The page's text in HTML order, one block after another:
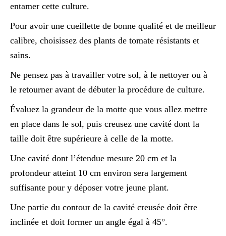
entamer cette culture.
Pour avoir une cueillette de bonne qualité et de meilleur
calibre, choisissez des plants de tomate résistants et
sains.
Ne pensez pas à travailler votre sol, à le nettoyer ou à
le retourner avant de débuter la procédure de culture.
Évaluez la grandeur de la motte que vous allez mettre
en place dans le sol, puis creusez une cavité dont la
taille doit être supérieure à celle de la motte.
Une cavité dont l’étendue mesure 20 cm et la
profondeur atteint 10 cm environ sera largement
suffisante pour y déposer votre jeune plant.
Une partie du contour de la cavité creusée doit être
inclinée et doit former un angle égal à 45°.